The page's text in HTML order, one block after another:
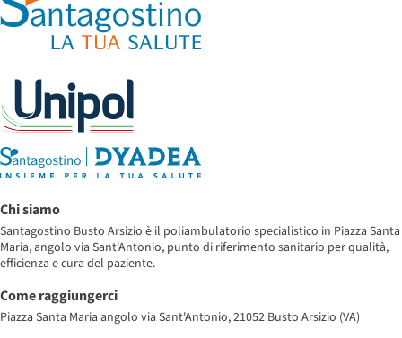
Chi siamo
Santagostino Busto Arsizio è il poliambulatorio specialistico in Piazza Santa
Maria, angolo via Sant'Antonio, punto di riferimento sanitario per qualità,
efficienza e cura del paziente.
Come raggiungerci
Piazza Santa Maria angolo via Sant'Antonio, 21052 Busto Arsizio (VA)